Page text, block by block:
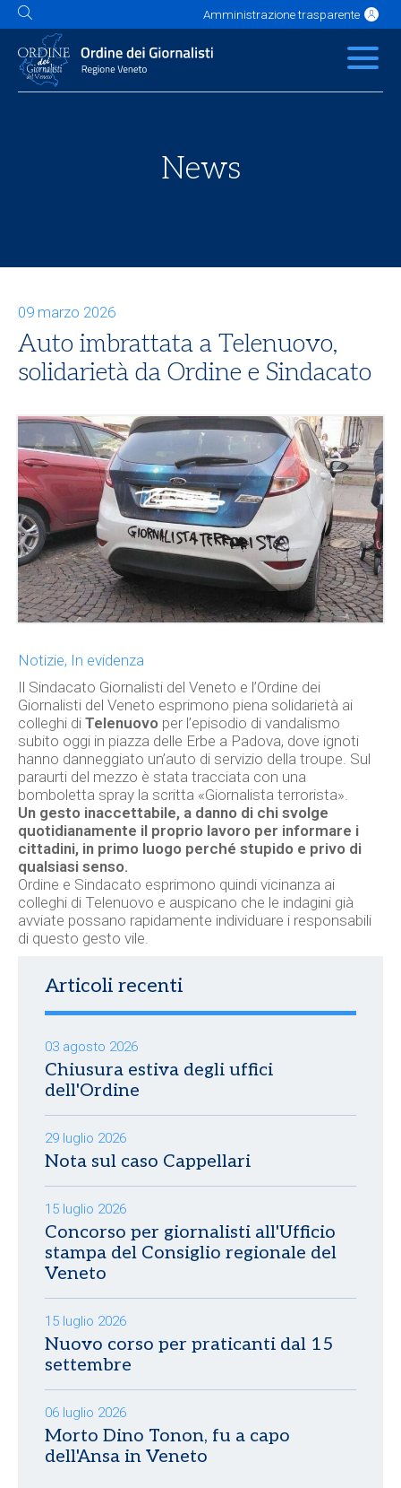
Amministrazione trasparente
L'Ordine News Servizi Albo
Contatti Link utili
News
09 marzo 2026
Auto imbrattata a Telenuovo,
solidarietà da Ordine e Sindacato
Notizie, In evidenza
Il Sindacato Giornalisti del Veneto e l’Ordine dei
Giornalisti del Veneto esprimono piena solidarietà ai
colleghi di Telenuovo per l’episodio di vandalismo
subito oggi in piazza delle Erbe a Padova, dove ignoti
hanno danneggiato un’auto di servizio della troupe. Sul
paraurti del mezzo è stata tracciata con una
bomboletta spray la scritta «Giornalista terrorista».
Un gesto inaccettabile, a danno di chi svolge
quotidianamente il proprio lavoro per informare i
cittadini, in primo luogo perché stupido e privo di
qualsiasi senso.
Ordine e Sindacato esprimono quindi vicinanza ai
colleghi di Telenuovo e auspicano che le indagini già
avviate possano rapidamente individuare i responsabili
di questo gesto vile.
Articoli recenti
03 agosto 2026
Chiusura estiva degli uffici
dell'Ordine
29 luglio 2026
Nota sul caso Cappellari
15 luglio 2026
Concorso per giornalisti all'Ufficio
stampa del Consiglio regionale del
Veneto
15 luglio 2026
Nuovo corso per praticanti dal 15
settembre
06 luglio 2026
Morto Dino Tonon, fu a capo
dell'Ansa in Veneto